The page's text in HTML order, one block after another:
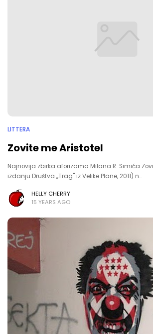
LITTERA
Zovite me Aristotel
Najnovija zbirka aforizama Milana R. Simića
izdanju Društva „Trag" iz Velike Plane, 2011) n…
HELLY CHERRY
15 YEARS AGO